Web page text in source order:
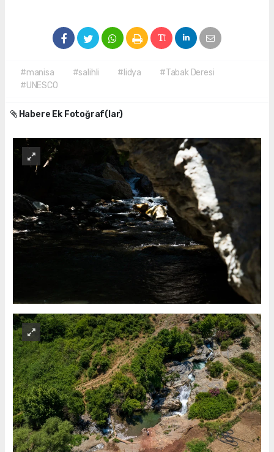
#manisa #salihli #lidya
#Tabak Deresi
#UNESCO
Habere Ek Fotoğraf(lar)